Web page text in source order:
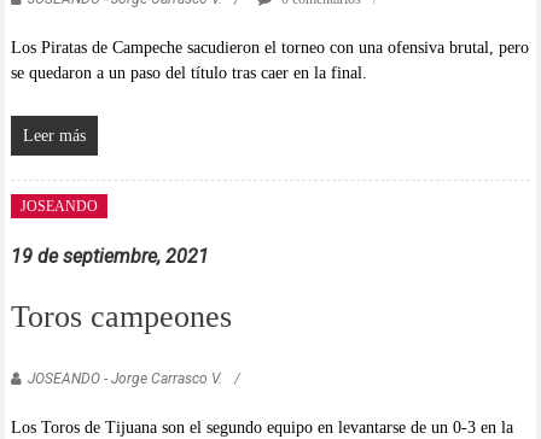
Los Piratas de Campeche sacudieron el torneo con una ofensiva brutal, pero
se quedaron a un paso del título tras caer en la final.
Leer más
JOSEANDO
19 de septiembre, 2021
Toros campeones
JOSEANDO - Jorge Carrasco V.
Los Toros de Tijuana son el segundo equipo en levantarse de un 0-3 en la